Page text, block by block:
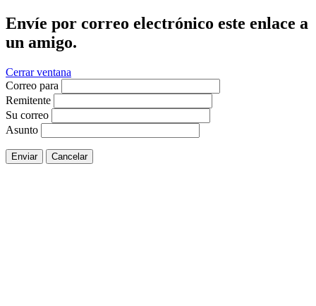
Envíe por correo electrónico este enlace a
un amigo.
Cerrar ventana
Correo para
Remitente
Su correo
Asunto
Enviar Cancelar